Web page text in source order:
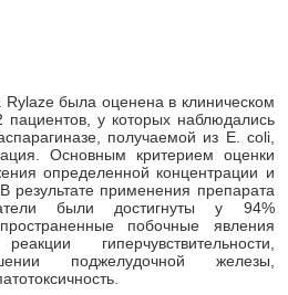
была оценена в клиническом
пациентов, у которых наблюдались
получаемой из E. coli,
Основным критерием оценки
определенной концентрации и
результате применения препарата
были достигнуты у 94%
побочные явления
гиперчувствительности,
поджелудочной железы,